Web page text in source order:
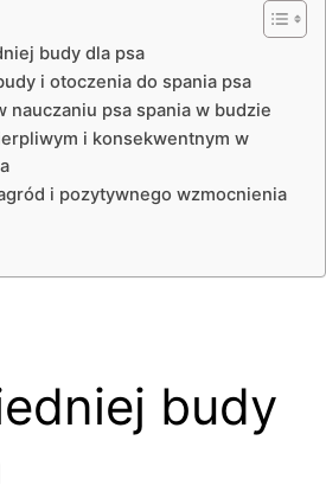
budy dla psa
i otoczenia do spania psa
nauczaniu psa spania w budzie
i konsekwentnym w
i pozytywnego wzmocnienia
budy